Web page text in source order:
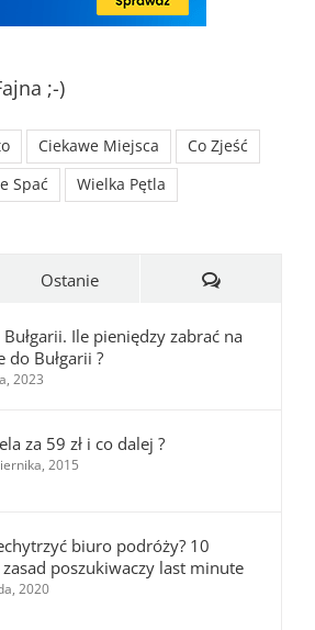
;-)
Ciekawe Miejsca
Co Zjeść
Spać Wielka Pętla
Ostanie Komentarze
Bułgarii. Ile pieniędzy zabrać na
do Bułgarii ?
2023
za 59 zł i co dalej ?
2015
biuro podróży? 10
zasad poszukiwaczy last minute
2020